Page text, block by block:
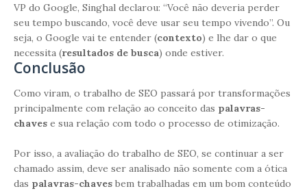
VP do Google, Singhal declarou: “Você não deveria perder
seu tempo buscando, você deve usar seu tempo vivendo”. Ou
seja, o Google vai te entender (contexto) e lhe dar o que
necessita (resultados de busca) onde estiver.
Conclusão
Como viram, o trabalho de SEO passará por transformações
principalmente com relação ao conceito das palavras-
chaves e sua relação com todo o processo de otimização.
Por isso, a avaliação do trabalho de SEO, se continuar a ser
chamado assim, deve ser analisado não somente com a ótica
das palavras-chaves bem trabalhadas em um bom conteúdo